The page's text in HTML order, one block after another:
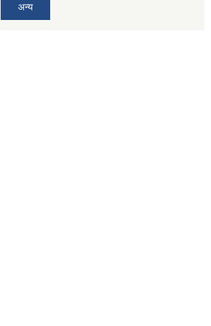
अन्य